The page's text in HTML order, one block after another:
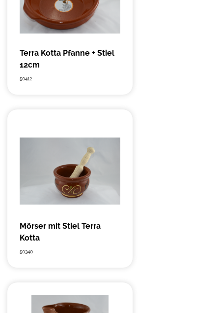
Terra Kotta Pfanne + Stiel
12cm
50412
Mörser mit Stiel Terra
Kotta
50340